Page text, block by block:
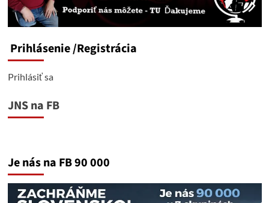
Prihlásenie/Registrácia
Prihlásiť sa
JNS na FB
Je nás na FB 90 000